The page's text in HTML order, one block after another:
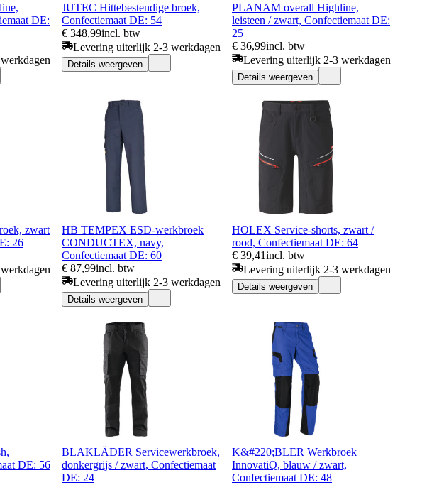
DE:
JUTEC Hittebestendige broek,
Confectiemaat DE: 54
€ 348,99incl. btw
Levering uiterlijk 2-3 werkdagen
Details weergeven
PLANAM overall Highline,
leisteen / zwart, Confectiemaat DE:
25
€ 36,99incl. btw
Levering uiterlijk 2-3 werkdagen
Details weergeven
zwart
26
HB TEMPEX ESD-werkbroek
CONDUCTEX, navy,
Confectiemaat DE: 60
€ 87,99incl. btw
Levering uiterlijk 2-3 werkdagen
Details weergeven
HOLEX Service-shorts, zwart /
rood, Confectiemaat DE: 64
€ 39,41incl. btw
Levering uiterlijk 2-3 werkdagen
Details weergeven
DE: 56
BLAKLÄDER Servicewerkbroek,
donkergrijs / zwart, Confectiemaat
DE: 24
K&#220;BLER Werkbroek
InnovatiQ, blauw / zwart,
Confectiemaat DE: 48